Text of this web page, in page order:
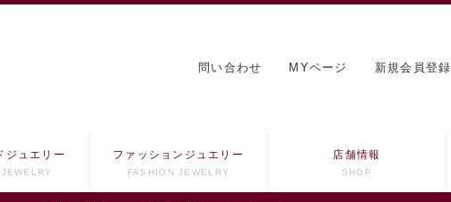
問い合わせ MYページ 新規会員登録
ジュエリー ファッションジュエリー
FASHION JEWELRY
店舗情報
SHOP